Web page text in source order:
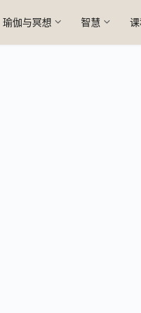
瑜伽与冥想 智慧